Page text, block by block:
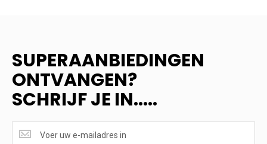
SUPERAANBIEDINGEN
ONTVANGEN?
SCHRIJF JE IN.....
ONTVANGEN?